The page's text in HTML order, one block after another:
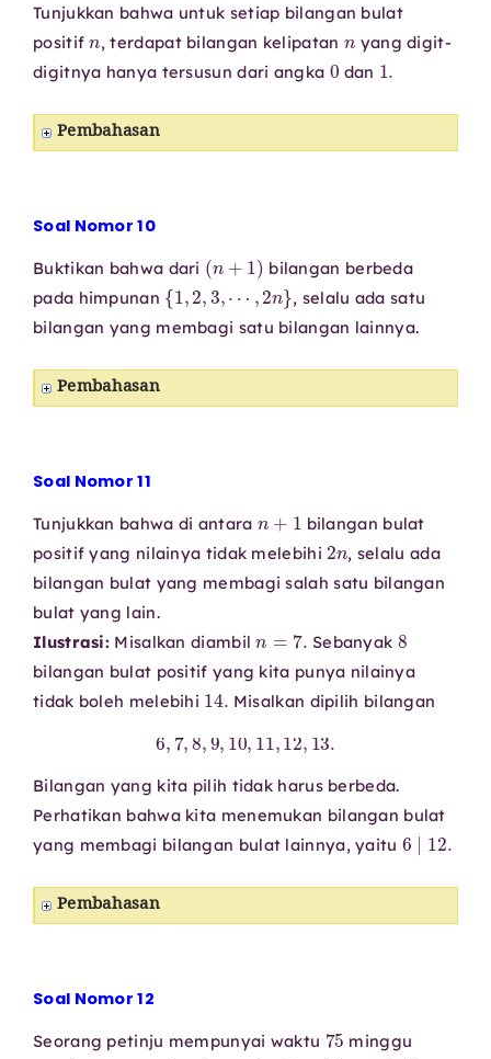
Tunjukkan bahwa untuk setiap bilangan bulat
positif
, terdapat bilangan kelipatan
yang digit-
digitnya hanya tersusun dari angka
0
dan
1.
Pembahasan
Soal Nomor 10
Buktikan bahwa dari
( )
bilangan berbeda
pada himpunan
{1 2, 3, n}
, selalu ada satu
bilangan yang membagi satu bilangan lainnya.
Pembahasan
Soal Nomor 11
Tunjukkan bahwa di antara
bilangan bulat
positif yang nilainya tidak melebihi
2
, selalu ada
bilangan bulat yang membagi salah satu bilangan
bulat yang lain.
Ilustrasi: Misalkan diambil Sebanyak
8
bilangan bulat positif yang kita punya nilainya
tidak boleh melebihi
14.
Misalkan dipilih bilangan
6 ,7 8 9, 10 11 12, 13.
Bilangan yang kita pilih tidak harus berbeda.
Perhatikan bahwa kita menemukan bilangan bulat
yang membagi bilangan bulat lainnya, yaitu
6 ∣ 12.
Pembahasan
Soal Nomor 12
Seorang petinju mempunyai waktu
75
minggu